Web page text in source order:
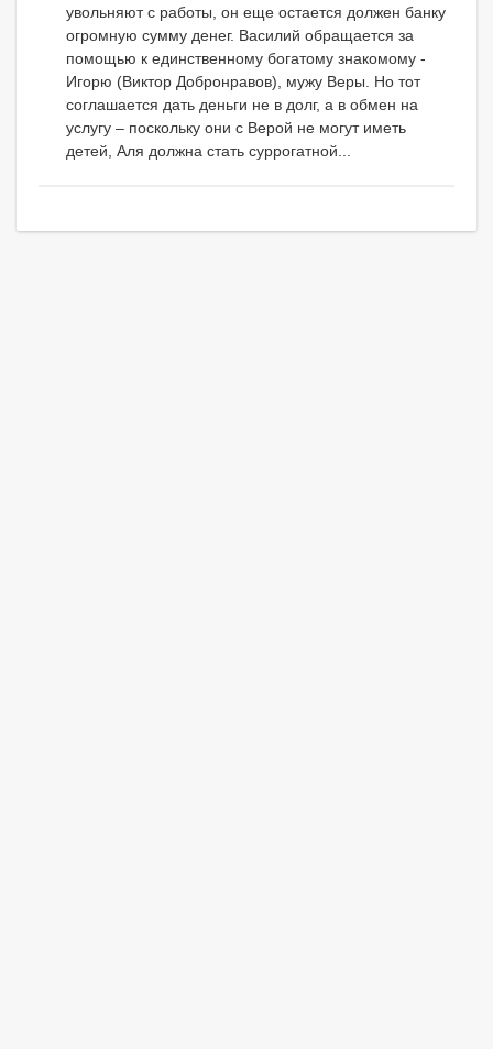
увольняют с работы, он еще остается должен банку
огромную сумму денег. Василий обращается за
помощью к единственному богатому знакомому -
Игорю (Виктор Добронравов), мужу Веры. Но тот
соглашается дать деньги не в долг, а в обмен на
услугу – поскольку они с Верой не могут иметь
детей, Аля должна стать суррогатной...